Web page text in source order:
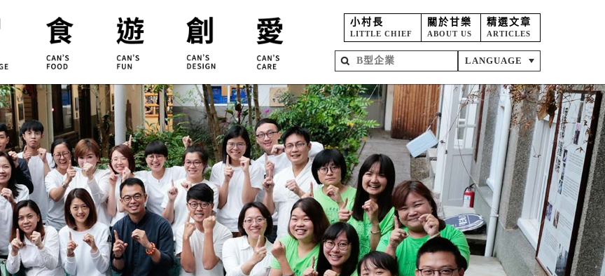
小村長
LITTLE CHIEF
關於甘樂
ABOUT US
精選文章
ARTICLES
LANGUAGE
落 甘樂食堂
甘樂茶事
禾乃川
體驗遊程
秀川居
淨溪行動
地方創生
設計服務
小草書屋
職能學苑
烘焙坊